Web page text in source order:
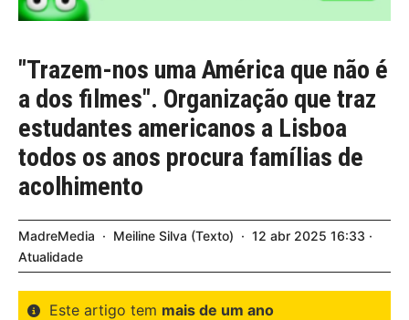
"Trazem-nos uma América que não é
a dos filmes". Organização que traz
estudantes americanos a Lisboa
todos os anos procura famílias de
acolhimento
MadreMedia Meiline Silva Texto 12 abr 2025 16:33
Atualidade
Este artigo tem mais de um ano